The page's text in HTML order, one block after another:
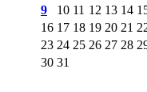
9
10 11 12 13 14
16 17 18 19 20 21
23 24 25 26 27 28
30 31